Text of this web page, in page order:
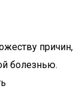
причин,
болезнью.